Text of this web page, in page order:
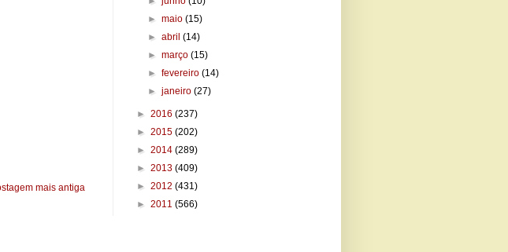
mais antiga
►maio(15)
►abril(14)
►março(15)
►fevereiro(14)
►janeiro(27)
► 2016 (237)
► 2015 (202)
► 2014 (289)
► 2013 (409)
► 2012 (431)
► 2011 (566)